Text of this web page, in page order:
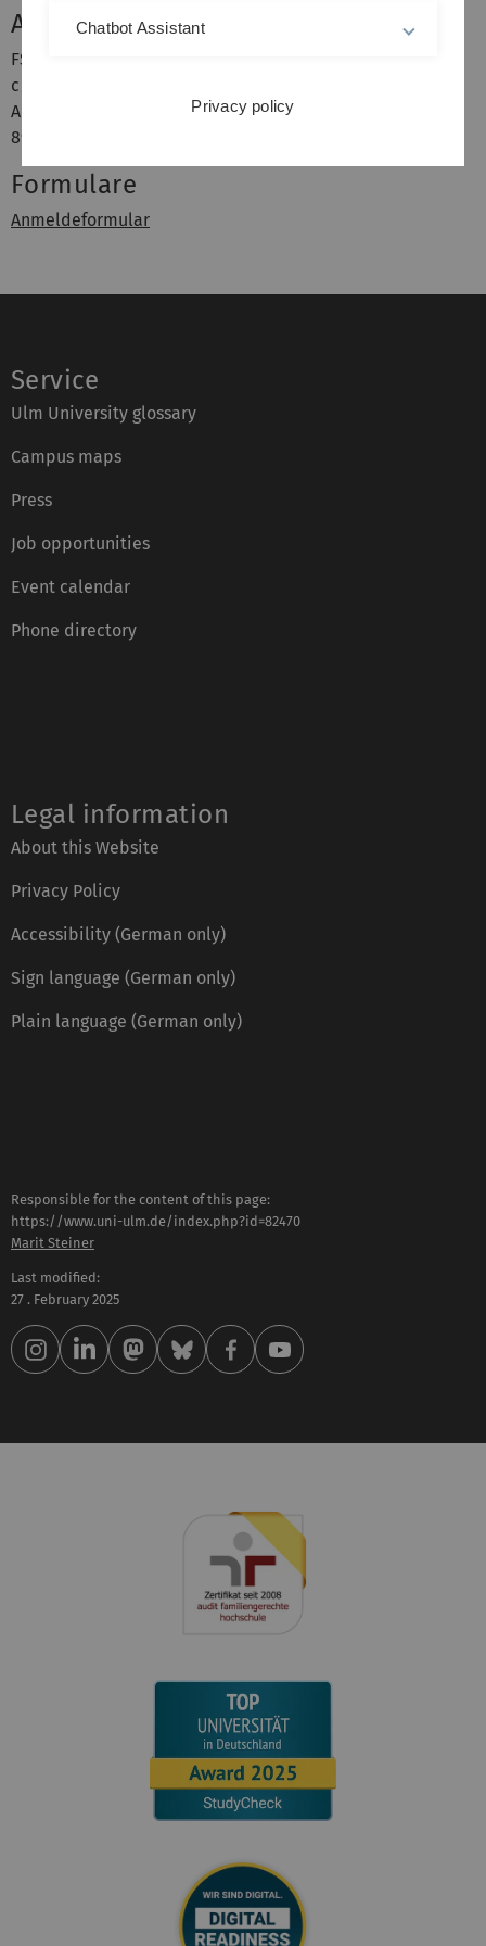
Anschrift
FS Mathe-Physik e.V.
c/o StuVe
Albert-Einstein-Allee 11
89081 Ulm
Formulare
Anmeldeformular
Service
Ulm University glossary
Campus maps
Press
Job opportunities
Event calendar
Phone directory
Legal information
About this Website
Privacy Policy
Accessibility (German only)
Sign language (German only)
Plain language (German only)
Responsible for the content of this page:
https://www.uni-ulm.de/index.php?id=82470
Marit Steiner
Last modified:
27 . February 2025
Chatbot Assistant
Privacy policy